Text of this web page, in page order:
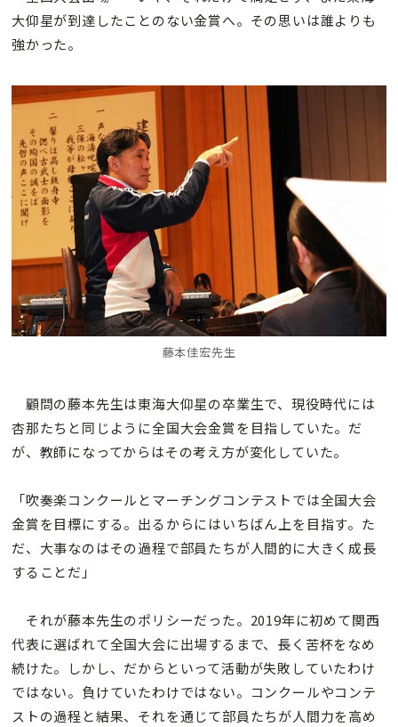
大仰星が到達したことのない金賞へ。その思いは誰よりも
強かった。
藤本佳宏先生
顧問の藤本先生は東海大仰星の卒業生で、現役時代には
杏那たちと同じように全国大会金賞を目指していた。だ
が、教師になってからはその考え方が変化していた。
「吹奏楽コンクールとマーチングコンテストでは全国大会
金賞を目標にする。出るからにはいちばん上を目指す。た
だ、大事なのはその過程で部員たちが人間的に大きく成長
することだ」
それが藤本先生のポリシーだった。2019年に初めて関西
代表に選ばれて全国大会に出場するまで、長く苦杯をなめ
続けた。しかし、だからといって活動が失敗していたわけ
ではない。負けていたわけではない。コンクールやコンテ
ストの過程と結果、それを通じて部員たちが人間力を高め